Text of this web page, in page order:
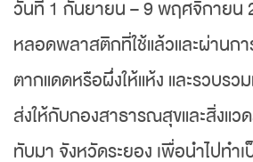
วันที่ 1 กันยายน – 9 พฤศจิกายน
หลอดพลาสติกที่ใช้แล้วและผ่านก
ตากแดดหรือผึ่งให้แห้ง และรวบร
ส่งให้กับกองสาธารณสุขและสิ่งแ
ทับมา จังหวัดระยอง เพื่อนำไปทำ